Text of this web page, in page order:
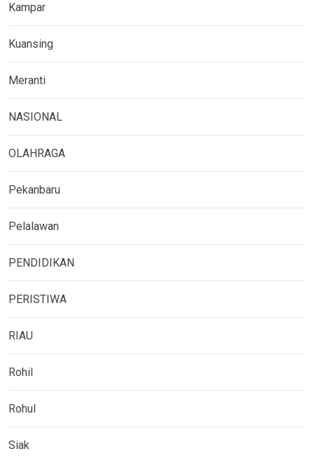
Kampar
Kuansing
Meranti
NASIONAL
OLAHRAGA
Pekanbaru
Pelalawan
PENDIDIKAN
PERISTIWA
RIAU
Rohil
Rohul
Siak